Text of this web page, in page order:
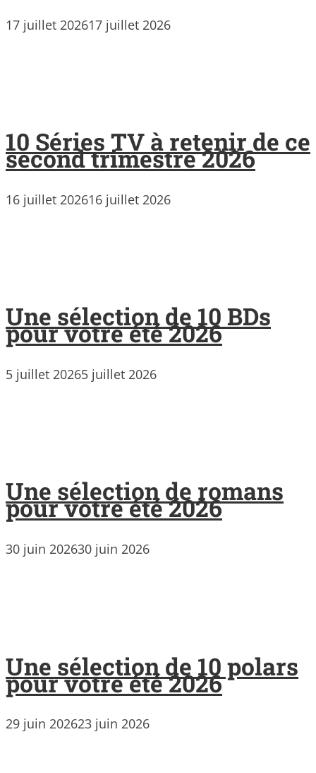
17 juillet 202617 juillet 2026
10 Séries TV à retenir de ce
second trimestre 2026
16 juillet 202616 juillet 2026
Une sélection de 10 BDs
pour votre été 2026
5 juillet 20265 juillet 2026
Une sélection de romans
pour votre été 2026
30 juin 202630 juin 2026
Une sélection de 10 polars
pour votre été 2026
29 juin 202623 juin 2026